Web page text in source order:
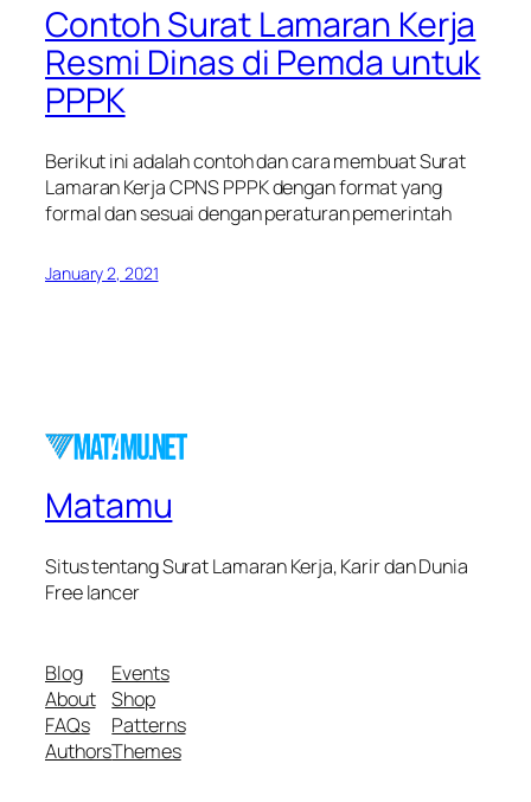
Contoh Surat Lamaran Kerja
Resmi Dinas di Pemda untuk
PPPK
Berikut ini adalah contoh dan cara membuat Surat
Lamaran Kerja CPNS PPPK dengan format yang
formal dan sesuai dengan peraturan pemerintah
January 2, 2021
Matamu
Situs tentang Surat Lamaran Kerja, Karir dan Dunia
Free lancer
Blog
About
FAQs
Authors
Events
Shop
Patterns
Themes